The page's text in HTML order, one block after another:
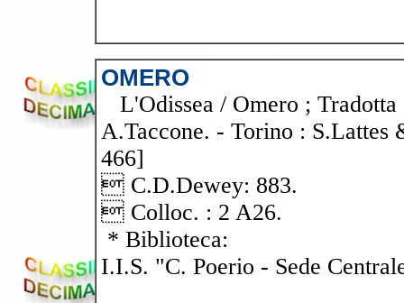
OMERO
L'Odissea / Omero ; Tradotta
A.Taccone. - Torino :
466]
 C.D.Dewey: 883.
 Colloc. : 2 A26.
* Biblioteca:
I.I.S. "C. Poerio - Sede